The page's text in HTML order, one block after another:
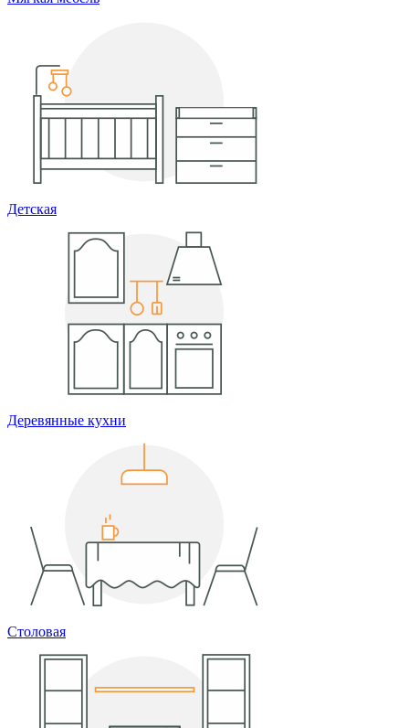
Детская
Деревянные кухни
Столовая